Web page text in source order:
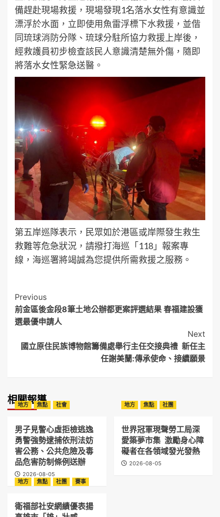
備趕赴現場救援，現場發現1名落水女性有意識並
漂浮於水面，立即使用魚雷浮標下水救援，並偕
同琉球消防分隊、琉球分駐所協力救援上岸後，
經救護員初步檢查該民人意識清楚無外傷，隨即
將落水女性緊急送醫。
第五岸巡隊表示，民眾如於港區或岸際發生救生
救難等危急狀況，請撥打海巡「118」報案專
線，海巡署將竭誠為您提供所需救援之服務。
Post
Navigation
Previous
前金區後金段8筆土地公辦都更案評選結果 春福建設獲
選最優申請人
Next
國立原住民族博物館籌備處舉行主任交接典禮 新任主
任謝美蘭:傳承使命、接續願景
相關報導
地方 焦點 社會
男子見警心虛拒檢逃逸
勇警強勢逮捕依刑法妨
害公務、公共危險及毒
品危害防制條例送辦
2026-08-05
地方 焦點 社團
世界冠軍現聲勞工局深
愛築夢市集 激勵身心障
礙者在各領域發光發熱
2026-08-05
地方 焦點 社團 賽事
衛福部社安網績優表揚